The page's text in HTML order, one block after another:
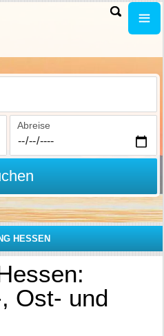
Abreise
HESSEN
Ost- und